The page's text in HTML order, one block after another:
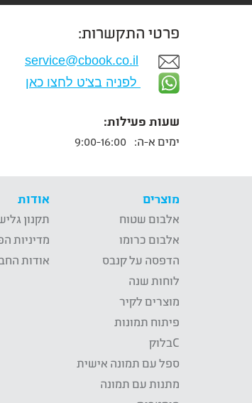
פרטי התקשרות:
service@cbook.co.il
לפניה בצ'ט לחצו כאן
שעות פעילות:
ימים א-ה:
מוצרים
אלבום שטוח
אלבום כרומו
הדפסה על קנבס
לוחות שנה
מוצרים לקיר
פיתוח תמונות
Cבלוק
ספל עם תמונה אישית
מתנות עם תמונה
אודות
תקנון
מדיניות
אודות